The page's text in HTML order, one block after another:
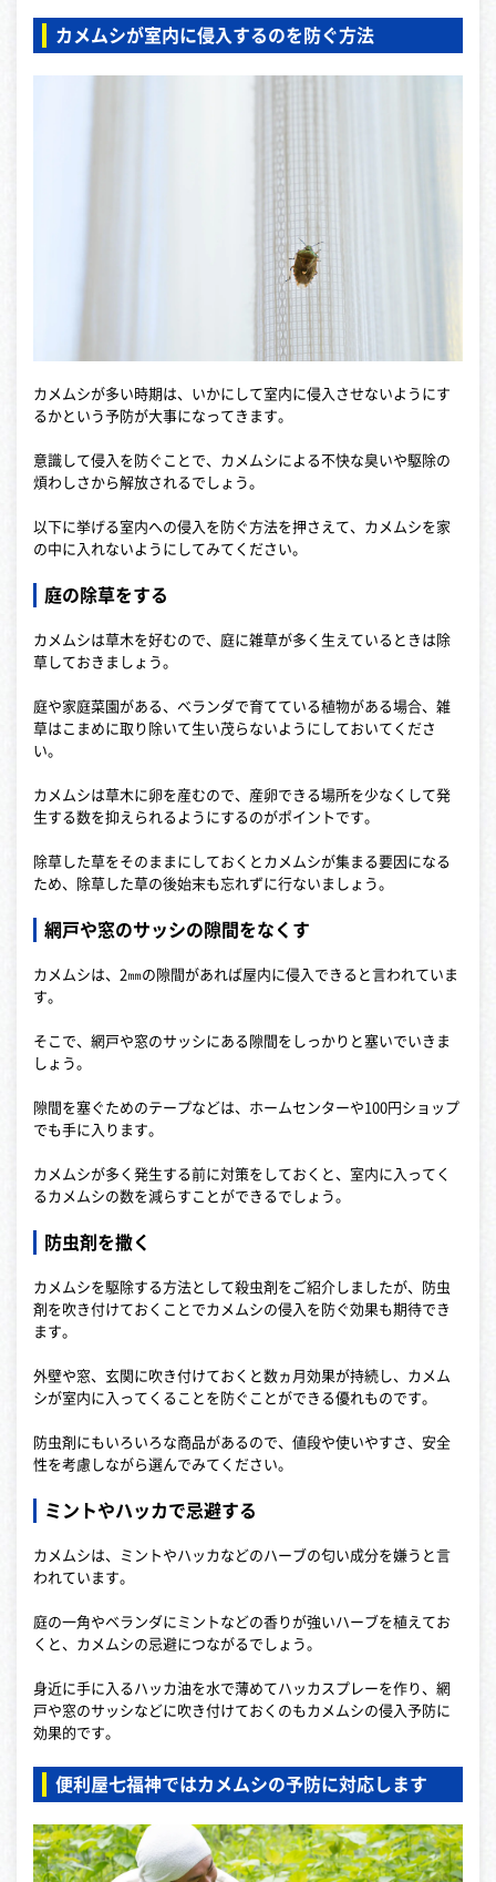
カメムシが室内に侵入するのを防ぐ方法
カメムシが多い時期は、いかにして室内に侵入させないようにす
るかという予防が大事になってきます。
意識して侵入を防ぐことで、カメムシによる不快な臭いや駆除の
煩わしさから解放されるでしょう。
以下に挙げる室内への侵入を防ぐ方法を押さえて、カメムシを家
の中に入れないようにしてみてください。
庭の除草をする
カメムシは草木を好むので、庭に雑草が多く生えているときは除
草しておきましょう。
庭や家庭菜園がある、ベランダで育てている植物がある場合、雑
草はこまめに取り除いて生い茂らないようにしておいてくださ
い。
カメムシは草木に卵を産むので、産卵できる場所を少なくして発
生する数を抑えられるようにするのがポイントです。
除草した草をそのままにしておくとカメムシが集まる要因になる
ため、除草した草の後始末も忘れずに行ないましょう。
網戸や窓のサッシの隙間をなくす
カメムシは、2㎜の隙間があれば屋内に侵入できると言われていま
す。
そこで、網戸や窓のサッシにある隙間をしっかりと塞いでいきま
しょう。
隙間を塞ぐためのテープなどは、ホームセンターや100円ショップ
でも手に入ります。
カメムシが多く発生する前に対策をしておくと、室内に入ってく
るカメムシの数を減らすことができるでしょう。
防虫剤を撒く
カメムシを駆除する方法として殺虫剤をご紹介しましたが、防虫
剤を吹き付けておくことでカメムシの侵入を防ぐ効果も期待でき
ます。
外壁や窓、玄関に吹き付けておくと数ヵ月効果が持続し、カメム
シが室内に入ってくることを防ぐことができる優れものです。
防虫剤にもいろいろな商品があるので、値段や使いやすさ、安全
性を考慮しながら選んでみてください。
ミントやハッカで忌避する
カメムシは、ミントやハッカなどのハーブの匂い成分を嫌うと言
われています。
庭の一角やベランダにミントなどの香りが強いハーブを植えてお
くと、カメムシの忌避につながるでしょう。
身近に手に入るハッカ油を水で薄めてハッカスプレーを作り、網
戸や窓のサッシなどに吹き付けておくのもカメムシの侵入予防に
効果的です。
便利屋七福神ではカメムシの予防に対応します